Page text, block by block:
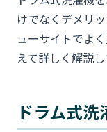
けでなくデメリ
ューサイトでよ
えて詳しく解説し
ドラム式